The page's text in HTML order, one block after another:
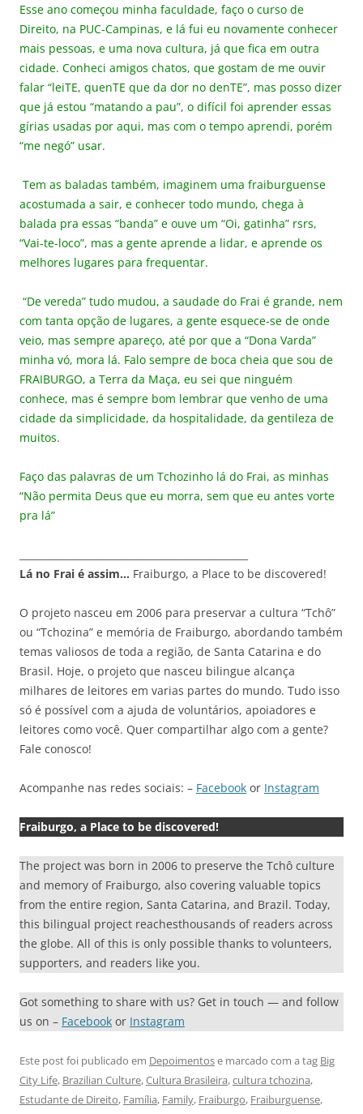
Esse ano começou minha faculdade, faço o curso de
Direito, na PUC-Campinas, e lá fui eu novamente conhecer
mais pessoas, e uma nova cultura, já que fica em outra
cidade. Conheci amigos chatos, que gostam de me ouvir
falar “leiTE, quenTE que da dor no denTE”, mas posso dizer
que já estou “matando a pau”, o difícil foi aprender essas
gírias usadas por aqui, mas com o tempo aprendi, porém
“me negó” usar.
Tem as baladas também, imaginem uma fraiburguense
acostumada a sair, e conhecer todo mundo, chega à
balada pra essas “banda” e ouve um “Oi, gatinha” rsrs,
“Vai-te-loco”, mas a gente aprende a lidar, e aprende os
melhores lugares para frequentar.
“De vereda” tudo mudou, a saudade do Frai é grande, nem
com tanta opção de lugares, a gente esquece-se de onde
veio, mas sempre apareço, até por que a “Dona Varda”
minha vó, mora lá. Falo sempre de boca cheia que sou de
FRAIBURGO, a Terra da Maça, eu sei que ninguém
conhece, mas é sempre bom lembrar que venho de uma
cidade da simplicidade, da hospitalidade, da gentileza de
muitos.
Faço das palavras de um Tchozinho lá do Frai, as minhas
“Não permita Deus que eu morra, sem que eu antes vorte
pra lá”
Lá no Frai é assim… Fraiburgo, a Place to be discovered!
O projeto nasceu em 2006 para preservar a cultura “Tchô”
ou “Tchozina” e memória de Fraiburgo, abordando também
temas valiosos de toda a região, de Santa Catarina e do
Brasil. Hoje, o projeto que nasceu bilingue alcança
milhares de leitores em varias partes do mundo. Tudo isso
só é possível com a ajuda de voluntários, apoiadores e
leitores como você. Quer compartilhar algo com a gente?
Fale conosco!
Acompanhe nas redes sociais: – Facebook or Instagram
Fraiburgo, a Place to be discovered!
The project was born in 2006 to preserve the Tchô culture
and memory of Fraiburgo, also covering valuable topics
from the entire region, Santa Catarina, and Brazil. Today,
this bilingual project reachesthousands of readers across
the globe. All of this is only possible thanks to volunteers,
supporters, and readers like you.
Got something to share with us? Get in touch — and follow
us on – Facebook or Instagram
Este post foi publicado em Depoimentose marcado com a tag Big
City Life, Brazilian Culture,Cultura Brasileira,cultura tchozina,
Estudante de Direito, Família, Family, Fraiburgo, Fraiburguense,